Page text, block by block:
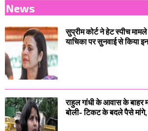
News
सुप्रीम कोर्ट ने हेट स्पीच
याचिका पर सुनवाई से किया
राहुल गांधी के आवास के बाहर
बोली- टिकट के बदले पैसे